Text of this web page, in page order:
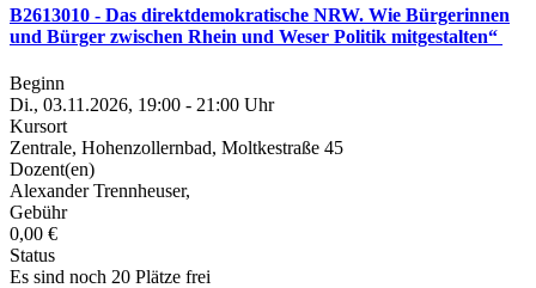
B2613010 - Das direktdemokratische NRW. Wie Bürgerinnen
und Bürger zwischen Rhein und Weser Politik mitgestalten“
Beginn
Di., 03.11.2026, 19:00 - 21:00 Uhr
Kursort
Zentrale, Hohenzollernbad, Moltkestraße 45
Dozent(en)
Alexander Trennheuser,
Gebühr
0,00 €
Status
Es sind noch 20 Plätze frei